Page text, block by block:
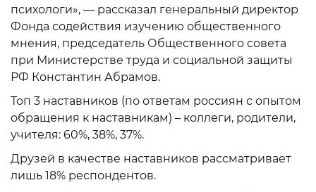
психологи», — рассказал генеральный директор
Фонда содействия изучению общественного
мнения, председатель Общественного совета
при Министерстве труда и социальной защиты
РФ Константин Абрамов.
Топ 3 наставников (по ответам россиян с опытом
обращения к наставникам) – коллеги, родители,
учителя: 60%, 38%, 37%.
Друзей в качестве наставников рассматривает
лишь 18% респондентов.